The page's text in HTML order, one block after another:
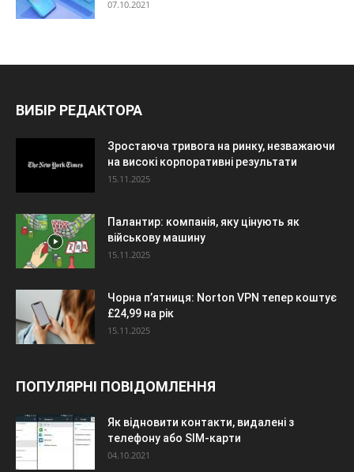
07.10.2021
ВИБІР РЕДАКТОРА
Зростаюча тривога на ринку, незважаючи
на високі корпоративні результати
15.11.2025
Палантир: компанія, яку цінують як
військову машину
15.11.2025
Чорна п’ятниця: Norton VPN тепер коштує
£24,99 на рік
15.11.2025
ПОПУЛЯРНІ ПОВІДОМЛЕННЯ
Як відновити контакти, видалені з
телефону або SIM-карти
04.10.2021